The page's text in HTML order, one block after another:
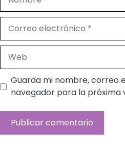
electrónico
Guarda mi nombre, correo
navegador para la próxima